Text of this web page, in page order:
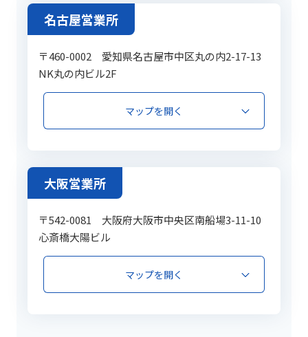
名古屋営業所
〒460-0002 愛知県名古屋市中区丸の内2-17-13
NK丸の内ビル2F
マップを開く
大阪営業所
〒542-0081 大阪府大阪市中央区南船場3-11-10
心斎橋大陽ビル
マップを開く